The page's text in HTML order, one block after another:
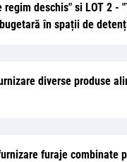
deschis" si LOT 2 -
în spații de
diverse produse
furaje combinate